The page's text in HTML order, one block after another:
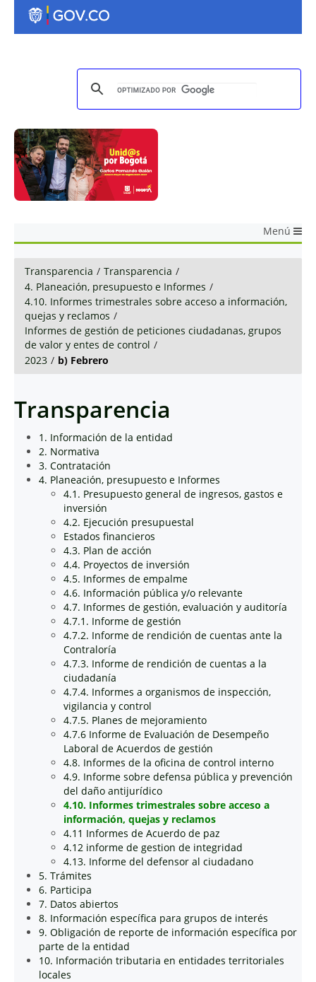
Menú
Transparencia / Transparencia /
4. Planeación, presupuesto e Informes /
4.10. Informes trimestrales sobre acceso a información,
quejas y reclamos /
Informes de gestión de peticiones ciudadanas, grupos
de valor y entes de control /
2023 / b) Febrero
Transparencia
1. Información de la entidad
2. Normativa
3. Contratación
4. Planeación, presupuesto e Informes
4.1. Presupuesto general de ingresos, gastos e
inversión
4.2. Ejecución presupuestal
Estados financieros
4.3. Plan de acción
4.4. Proyectos de inversión
4.5. Informes de empalme
4.6. Información pública y/o relevante
4.7. Informes de gestión, evaluación y auditoría
4.7.1. Informe de gestión
4.7.2. Informe de rendición de cuentas ante la
Contraloría
4.7.3. Informe de rendición de cuentas a la
ciudadanía
4.7.4. Informes a organismos de inspección,
vigilancia y control
4.7.5. Planes de mejoramiento
4.7.6 Informe de Evaluación de Desempeño
Laboral de Acuerdos de gestión
4.8. Informes de la oficina de control interno
4.9. Informe sobre defensa pública y prevención
del daño antijurídico
4.10. Informes trimestrales sobre acceso a
información, quejas y reclamos
4.11 Informes de Acuerdo de paz
4.12 informe de gestion de integridad
4.13. Informe del defensor al ciudadano
5. Trámites
6. Participa
7. Datos abiertos
8. Información específica para grupos de interés
9. Obligación de reporte de información específica por
parte de la entidad
10. Información tributaria en entidades territoriales
locales